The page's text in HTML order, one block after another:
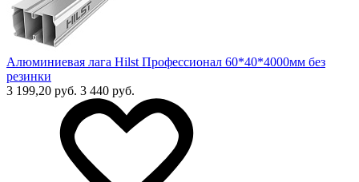
Алюминиевая лага Hilst Профессионал 60*40*4000мм без
резинки
3 199,20 руб. 3 440 руб.